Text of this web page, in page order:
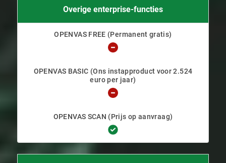
Overige enterprise-functies